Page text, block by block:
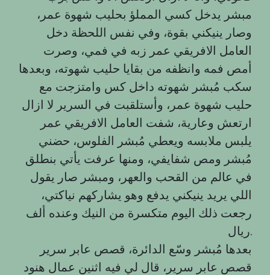
مبشر يدخل كسي المملؤ بحليب شهوة عمر،
وصار ينيكني بقوة، وفي نفس اللحظة دخل
العامل الافريقي عمر زبه في فمي، وصرت
أمص فمه وانظفه من بقايا حليب شهوته، وبعدها
سكب مُبشر شهوته داخل كس وامتزجت مع
حليب شهوة عمر، وأستلقبت في السرير لا ازال
ارتعش وعارية، شفت العامل الافريقي عمر
يلبس ملابسه ويعطي مُبشر الفلوس، حضني
مُبشر ومص شفايفي، ومنها عرفت يأتي بنطلق
في عالم من القحب والعهر، ومبشر صار يقول
اللي يريد ينيكني يدفع وهو يشاركهم نياكتي،
رجعت ذلك اليوم متكسرة من النيك وعنده ألف
ريال.
بعدها مُبشر وسّع الدائرة، قصص عابر سرير
قصص عابر سرير، قال لي فيه اثنين عمال هنود